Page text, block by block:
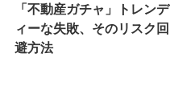
「不動産ガチャ」トレンデ
ィーな失敗、そのリスク回
避方法